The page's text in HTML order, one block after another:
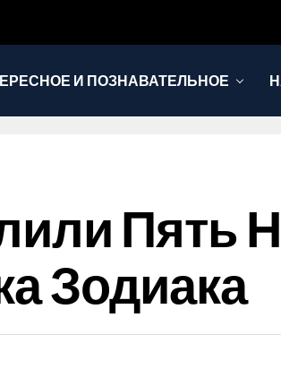
И ПОЗНАВАТЕЛЬНОЕ
Пять
Зодиака